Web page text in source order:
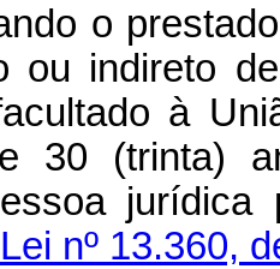
o
ou indireto
à
30 (trinta)
jurídica
nº 13.360,